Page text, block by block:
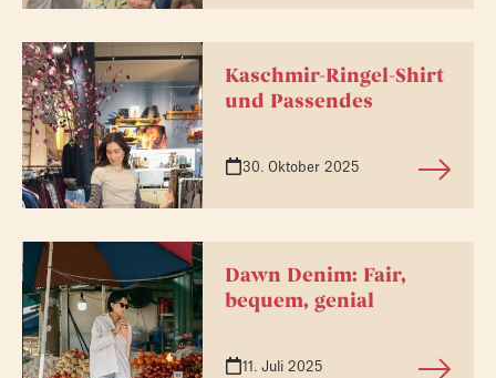
Kaschmir-Ringel-Shirt
und Passendes
30. Oktober 2025
Dawn Denim: Fair,
bequem, genial
11. Juli 2025